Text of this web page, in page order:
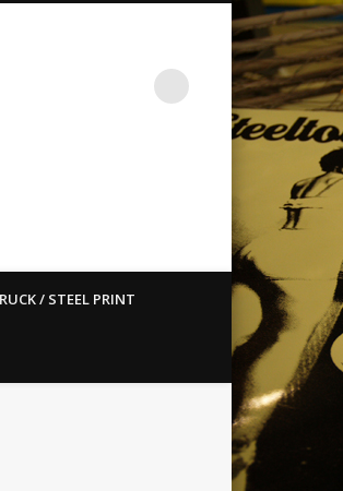
so straight
/ STEEL PRINT